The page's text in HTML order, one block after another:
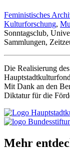
Feministisches
Kulturforschung,
Sonntagsclub,
Sammlungen,
Die Realisierung
Mit Dank an den
Diktatur für die
Mehr